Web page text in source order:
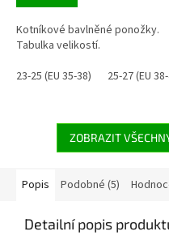
Kotníkové bavlněné ponožky.
Tabulka velikostí.
23-25 (EU 35-38)
25-27 (EU 38-
ZOBRAZIT
Popis Podobné (5)
Detailní popis